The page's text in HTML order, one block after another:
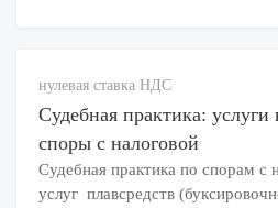
нулевая ставка НДС
Судебная практика:
споры с налоговой
Судебная практика по спорам с
услуг плавсредств